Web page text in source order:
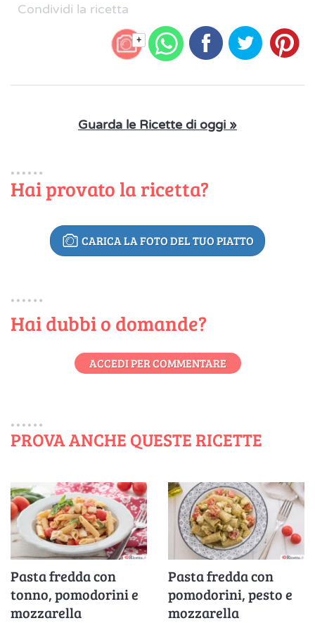
Condividi la ricetta
+
Guarda le Ricette di oggi »
Hai provato la ricetta?
CARICA LA FOTO DEL TUO PIATTO
Hai dubbi o domande?
ACCEDI PER COMMENTARE
PROVA ANCHE QUESTE RICETTE
Pasta fredda con
tonno, pomodorini e
mozzarella
Pasta fredda con
pomodorini, pesto e
mozzarella